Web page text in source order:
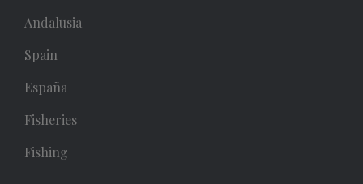
Andalusia
Spain
España
Fisheries
Fishing